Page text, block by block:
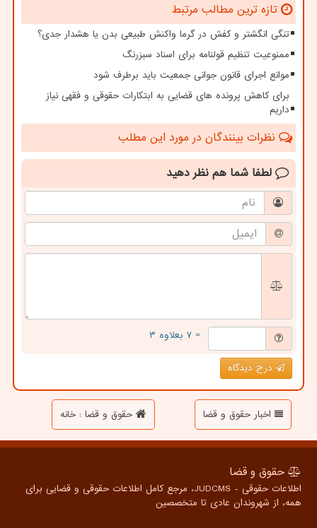
تازه ترین مطالب مرتبط
تنگی انگشتر و کفش در گرما واکنش طبیعی بدن یا هشدار جدی؟
ممنوعیت تنظیم قولنامه برای اسناد سبزرنگ
موانع اجرای قانون جوانی جمعیت باید برطرف شود
برای کاهش پرونده های قضایی به ابتکارات حقوقی و فقهی نیاز
داریم
نظرات بینندگان در مورد این مطلب
لطفا شما هم نظر دهید
= ۷ بعلاوه ۳
درج دیدگاه
اخبار حقوق و قضا حقوق و قضا : خانه
حقوق و قضا
اطلاعات حقوقی - JUDCMS، مرجع کامل اطلاعات حقوقی و قضایی برای
همه، از شهروندان عادی تا متخصصین